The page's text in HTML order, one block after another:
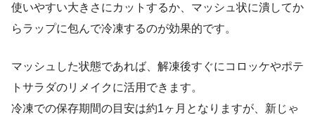
使いやすい大きさにカットするか、マッシュ状に潰してか
らラップに包んで冷凍するのが効果的です。
マッシュした状態であれば、解凍後すぐにコロッケやポテ
トサラダのリメイクに活用できます。
冷凍での保存期間の目安は約1ヶ月となりますが、新じゃ